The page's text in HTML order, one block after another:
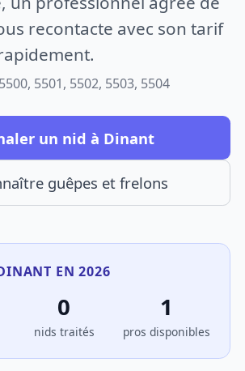
recontacte avec son tarif
5501, 5502, 5503, 5504
un nid à Dinant
guêpes et frelons
EN 2026
0
nids traités
1
pros disponibles